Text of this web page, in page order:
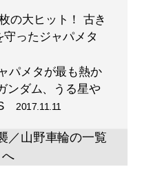
の大ヒット！ 古き
守ったジャパメタ
パメタが最も熱か
ダム、うる星や
2017.11.11
／山野車輪の一覧
へ